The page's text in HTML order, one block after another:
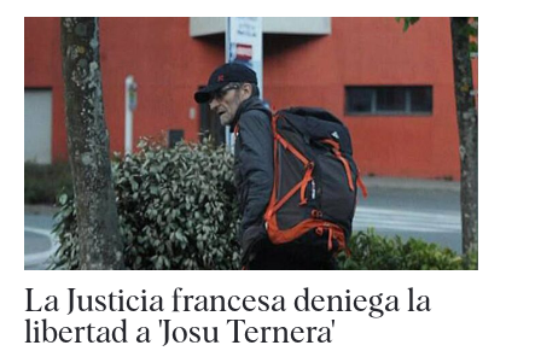
La Justicia francesa deniega la
libertad a 'Josu Ternera'